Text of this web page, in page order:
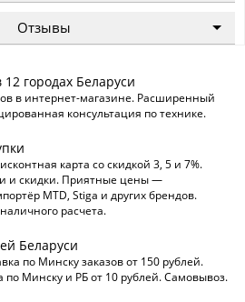
Отзывы
городах Беларуси
в интернет-магазине. Расширенный
консультация по технике.
карта со скидкой 3, 5 и 7%.
и скидки. Приятные цены —
MTD, Stiga и других брендов.
расчета.
Беларуси
по Минску заказов от 150 рублей.
по Минску и РБ от 10 рублей. Самовывоз.